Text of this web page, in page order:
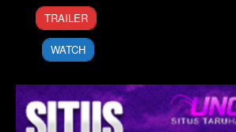
19
Feb
2020
Briana
Wall
TRAILER
WATCH